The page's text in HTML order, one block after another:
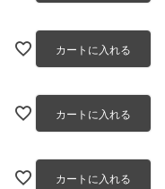
カートに入れる
カートに入れる
カートに入れる